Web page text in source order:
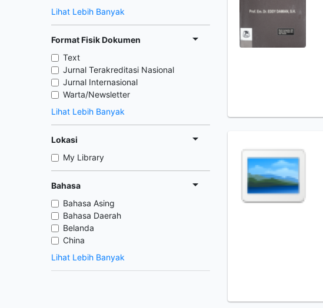
Lihat Lebih Banyak
Format Fisik Dokumen
Text
Jurnal Terakreditasi Nasional
Jurnal Internasional
Warta/Newsletter
Lihat Lebih Banyak
Lokasi
My Library
Bahasa
Bahasa Asing
Bahasa Daerah
Belanda
China
Lihat Lebih Banyak